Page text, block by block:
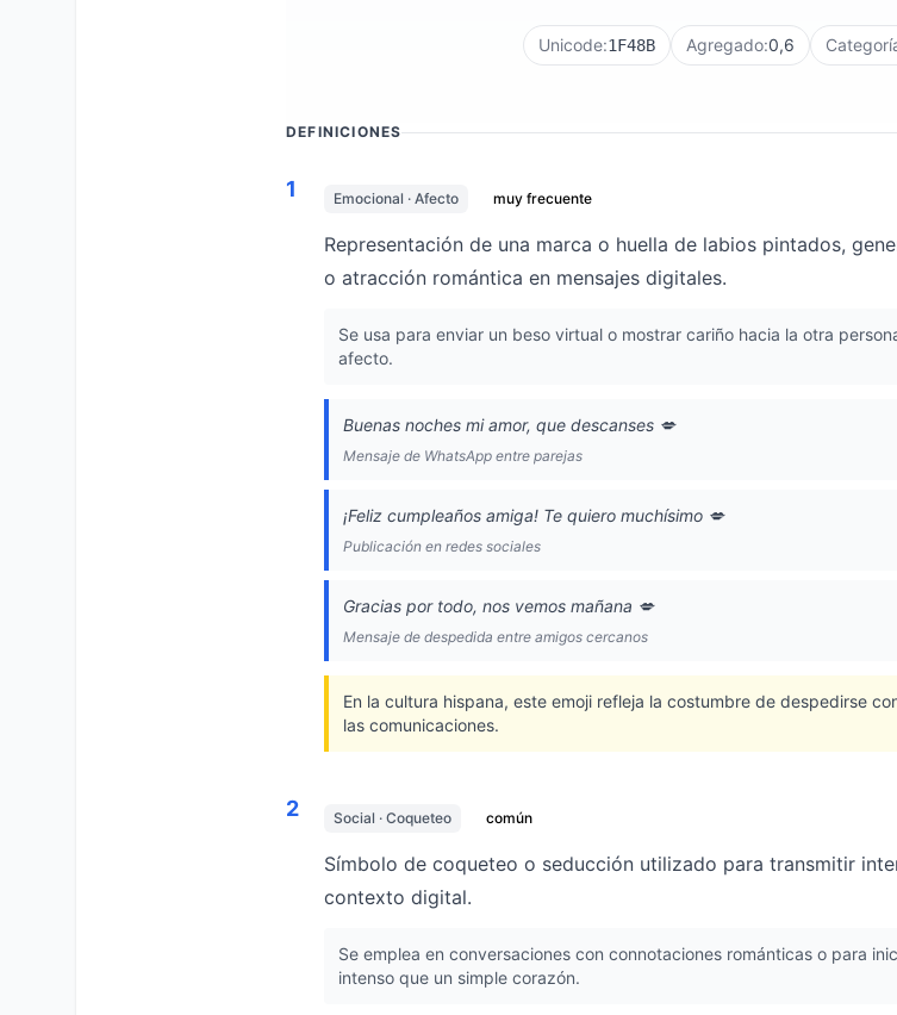
Unicode:1F48B Agregado:0,6
DEFINICIONES
1 Emocional · Afecto muy frecuente
Representación de una marca o huella de labios pintados,
o atracción romántica en mensajes digitales.
Se usa para enviar un beso virtual o mostrar cariño hacia la otra
afecto.
Buenas noches mi amor, que descanses 💋
Mensaje de WhatsApp entre parejas
¡Feliz cumpleaños amiga! Te quiero muchísimo 💋
Publicación en redes sociales
Gracias por todo, nos vemos mañana 💋
Mensaje de despedida entre amigos cercanos
En la cultura hispana, este emoji refleja la costumbre de despedirse
las comunicaciones.
2 Social · Coqueteo común
Símbolo de coqueteo o seducción utilizado para transmitir
contexto digital.
Se emplea en conversaciones con connotaciones románticas o para
intenso que un simple corazón.